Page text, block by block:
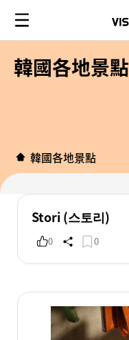
韓國各地景點
韓國各地景點
Stori (스토리)
0 0